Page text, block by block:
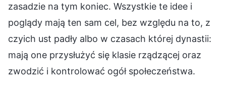
zasadzie na tym koniec. Wszystkie te idee i
poglądy mają ten sam cel, bez względu na to, z
czyich ust padły albo w czasach której dynastii:
mają one przysłużyć się klasie rządzącej oraz
zwodzić i kontrolować ogół społeczeństwa.